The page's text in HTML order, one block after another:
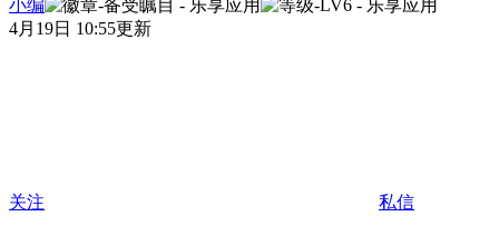
小编
4月19日 10:55更新
关注 私信